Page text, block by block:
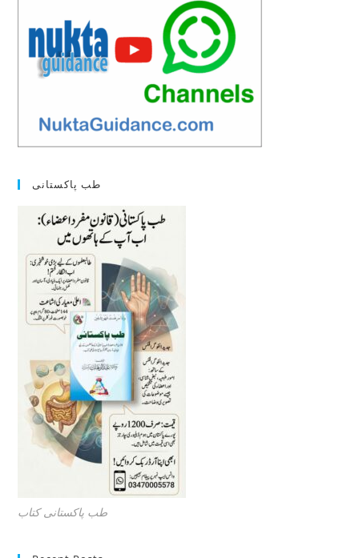
طب پاکستانی
طب پاکستانی کتاب